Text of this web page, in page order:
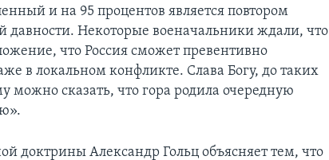
и на 95 процентов является повтором
давности. Некоторые военачальники ждали, что
что Россия сможет превентивно
в локальном конфликте. Слава Богу, до таких
можно сказать, что гора родила очередную
доктрины Александр Гольц объясняет тем, что